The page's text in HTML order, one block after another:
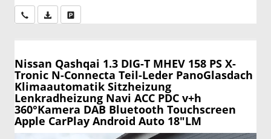
Wir rufen Sie anPDF-Datei, Fahrzeugexposé drucken
Nissan Qashqai 1.3 DIG-T MHEV 158 PS X-
Tronic N-Connecta Teil-Leder PanoGlasdach
Klimaautomatik Sitzheizung
Lenkradheizung Navi ACC PDC v+h
360°Kamera DAB Bluetooth Touchscreen
Apple CarPlay Android Auto 18"LM